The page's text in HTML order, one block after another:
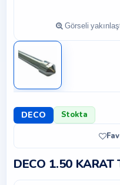
DECO
Stokta
DECO 1.50 KARAT